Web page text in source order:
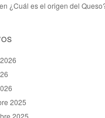
en ¿Cuál es el origen del
2025